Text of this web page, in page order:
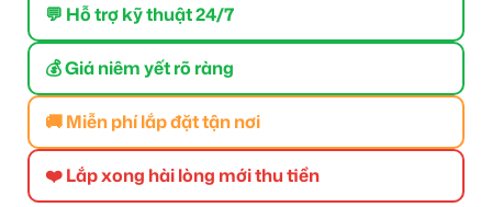
💬 Hỗ trợ kỹ thuật 24/7
💰 Giá niêm yết rõ ràng
🚚 Miễn phí lắp đặt tận nơi
❤️ Lắp xong hài lòng mới thu tiền